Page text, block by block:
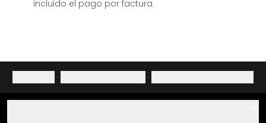
incluido el pago por factura.
· ·